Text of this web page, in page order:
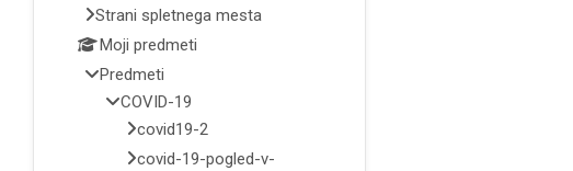
Strani spletnega mesta
Moji predmeti
Predmeti
COVID-19
covid19-2
covid-19-pogled-v-